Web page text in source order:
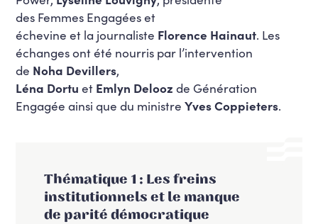
des Femmes Engagées et
échevine et la journaliste Florence Hainaut. Les
échanges ont été nourris par l’intervention
de Noha Devillers,
Léna Dortu et Emlyn Delooz de Génération
Engagée ainsi que du ministreYves Coppieters.
Thématique 1 : Les freins
institutionnels et le manque
de parité démocratique